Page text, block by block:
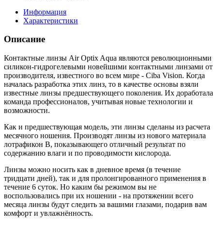
Информация
Характеристики
Описание
Контактные линзы Air Optix Aqua являются революционными
силикон-гидрогелевыми новейшими контактными линзами от
производителя, известного во всем мире - Ciba Vision. Когда
началась разработка этих линз, то в качестве основы взяли
известные линзы предшествующего поколения. Их доработала
команда профессионалов, учитывая новые технологии и
возможности.
Как и предшествующая модель, эти линзы сделаны из расчета
месячного ношения. Производят линзы из нового материала
лотрафикон В, показывающего отличный результат по
содержанию влаги и по проводимости кислорода.
Линзы можно носить как в дневное время (в течение
тридцати дней), так и для пролонгированного применения в
течение 6 суток. Но каким бы режимом вы не
воспользовались при их ношении - на протяжении всего
месяца линзы будут следить за вашими глазами, подарив вам
комфорт и увлажнённость.